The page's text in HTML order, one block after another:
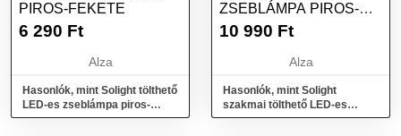
PIROS-FEKETE
6 290 Ft
Alza
Hasonlók, mint Solight tölthető
LED-es zseblámpa piros-
fekete
ZSEBLÁMPA PIROS-
FEKETE
10 990 Ft
Alza
Hasonlók, mint Solight
szakmai tölthető LED-es
zseblámpa piros-fekete